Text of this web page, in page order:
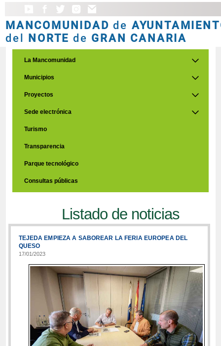
MANCOMUNIDAD de
del NORTE de GRAN CANARIA
La Mancomunidad
Municipios
Proyectos
Sede electrónica
Turismo
Transparencia
Parque tecnológico
Consultas públicas
Listado de noticias
TEJEDA EMPIEZA A SABOREAR LA FERIA EUROPEA DEL
QUESO
17/01/2023